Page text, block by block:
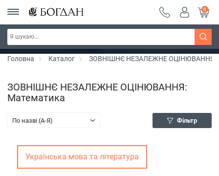
РОЗПРОДАЖ ~ 150 грн ~ 200 грн ~ 250 грн ~
300 грн ~ РОЗПРОДАЖ
Дізнатись більше
0
Головна Каталог ЗОВНІШНЄ НЕЗАЛЕЖНЕ ОЦІНЮВАННЯ
ЗОВНІШНЄ НЕЗАЛЕЖНЕ ОЦІНЮВАННЯ:
Математика
По назві (A-Я) Фільтр
Українська мова та література